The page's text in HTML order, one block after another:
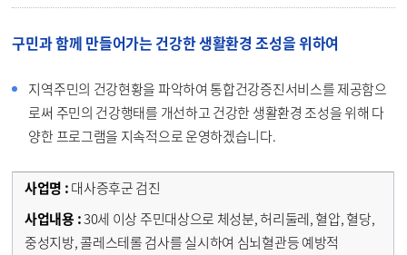
구민과 함께 만들어가는 건강한 생활환경 조성을 위하여
지역주민의 건강현황을 파악하여 통합건강증진서비스를 제공함으
로써 주민의 건강행태를 개선하고 건강한 생활환경 조성을 위해 다
양한 프로그램을 지속적으로 운영하겠습니다.
대사증후군 검진
30세 이상 주민대상으로 체성분, 허리둘레, 혈압, 혈당,
중성지방, 콜레스테롤 검사를 실시하여 심뇌혈관등 예방적